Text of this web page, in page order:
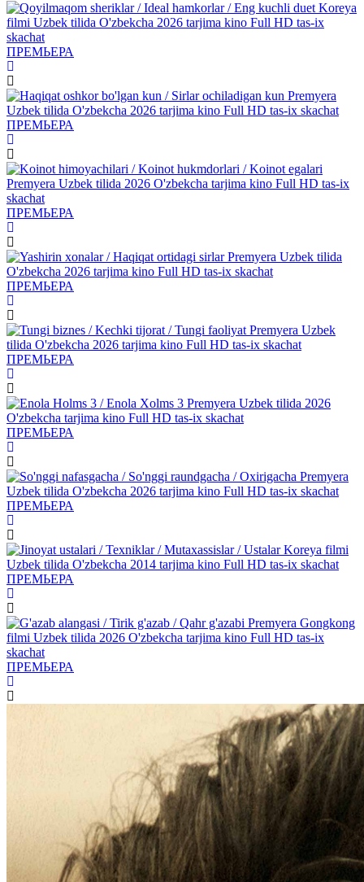
ПРЕМЬЕРА
ПРЕМЬЕРА
ПРЕМЬЕРА
ПРЕМЬЕРА
ПРЕМЬЕРА
ПРЕМЬЕРА
ПРЕМЬЕРА
ПРЕМЬЕРА
ПРЕМЬЕРА